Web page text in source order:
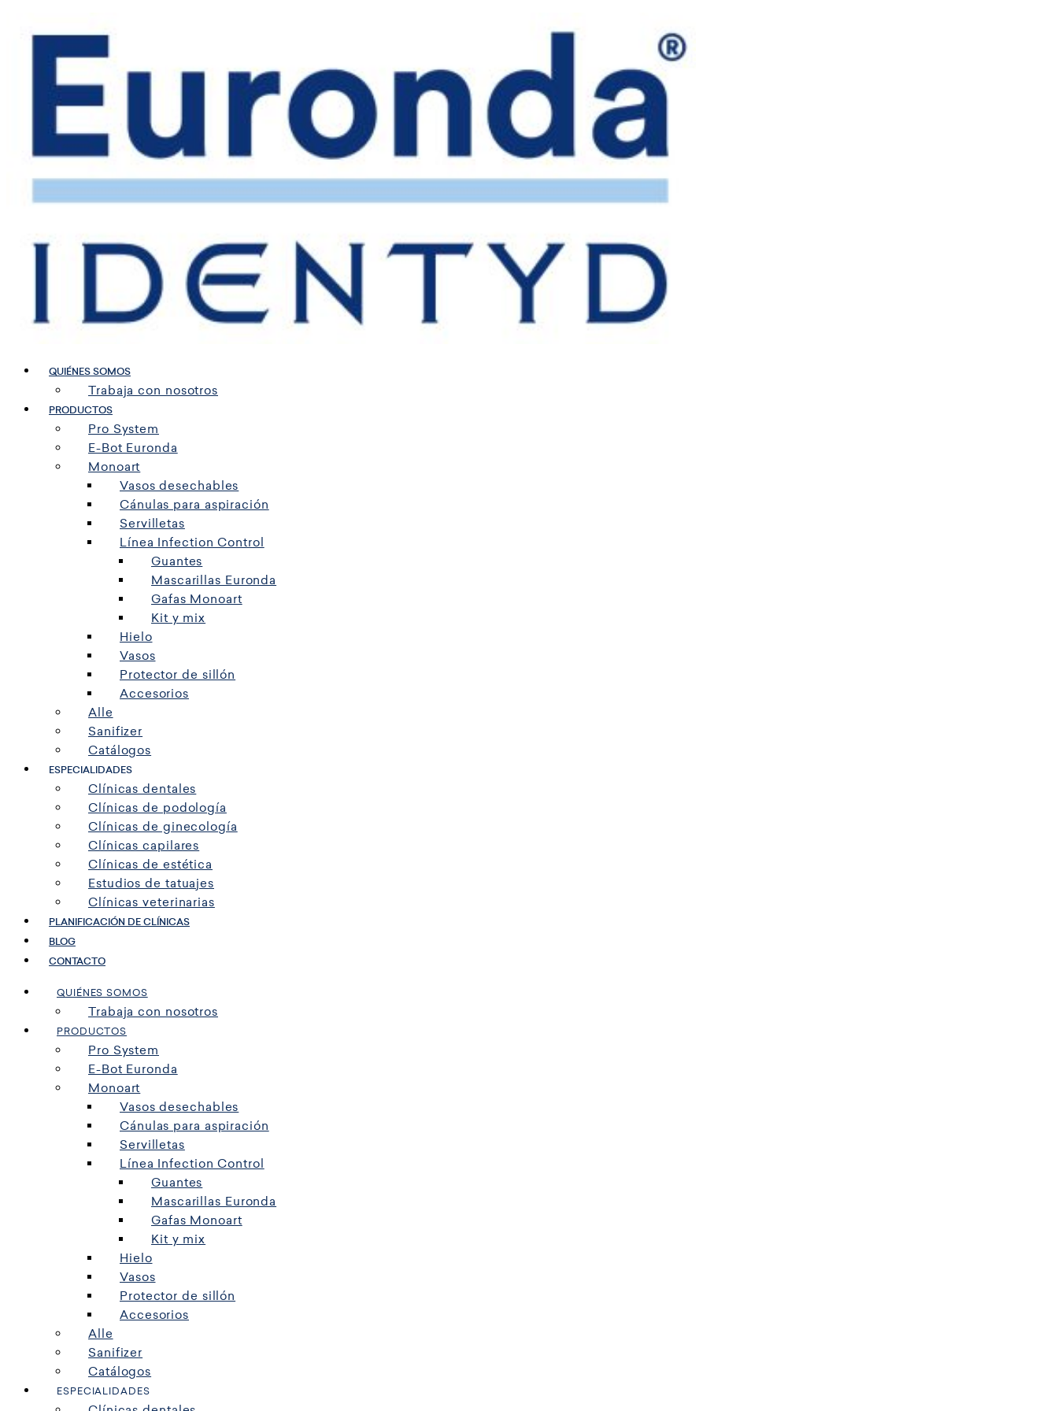
QUIÉNES SOMOS
Trabaja con nosotros
PRODUCTOS
Pro System
E-Bot Euronda
Monoart
Vasos desechables
Cánulas para aspiración
Servilletas
Línea Infection Control
Guantes
Mascarillas Euronda
Gafas Monoart
Kit y mix
Hielo
Vasos
Protector de sillón
Accesorios
Alle
Sanifizer
Catálogos
ESPECIALIDADES
Clínicas dentales
Clínicas de podología
Clínicas de ginecología
Clínicas capilares
Clínicas de estética
Estudios de tatuajes
Clínicas veterinarias
PLANIFICACIÓN DE CLÍNICAS
BLOG
CONTACTO
QUIÉNES SOMOS
Trabaja con nosotros
PRODUCTOS
Pro System
E-Bot Euronda
Monoart
Vasos desechables
Cánulas para aspiración
Servilletas
Línea Infection Control
Guantes
Mascarillas Euronda
Gafas Monoart
Kit y mix
Hielo
Vasos
Protector de sillón
Accesorios
Alle
Sanifizer
Catálogos
ESPECIALIDADES